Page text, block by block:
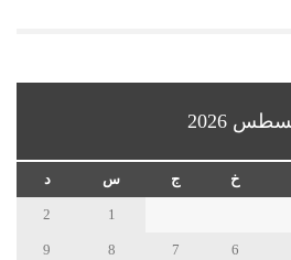
2026
خ ج س د
1
2
6
7
8
9